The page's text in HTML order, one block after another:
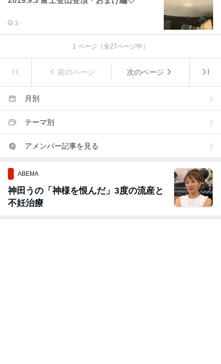
3
1 ページ（全27ページ中）
前のページ 次のページ
月別
テーマ別
アメンバー記事を見る
ABEMA
神田うの「神様を恨んだ」3度の流産と
不妊治療